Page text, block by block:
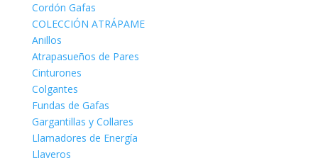
Cordón Gafas
COLECCIÓN ATRÁPAME
Anillos
Atrapasueños de Pares
Cinturones
Colgantes
Fundas de Gafas
Gargantillas y Collares
Llamadores de Energía
Llaveros